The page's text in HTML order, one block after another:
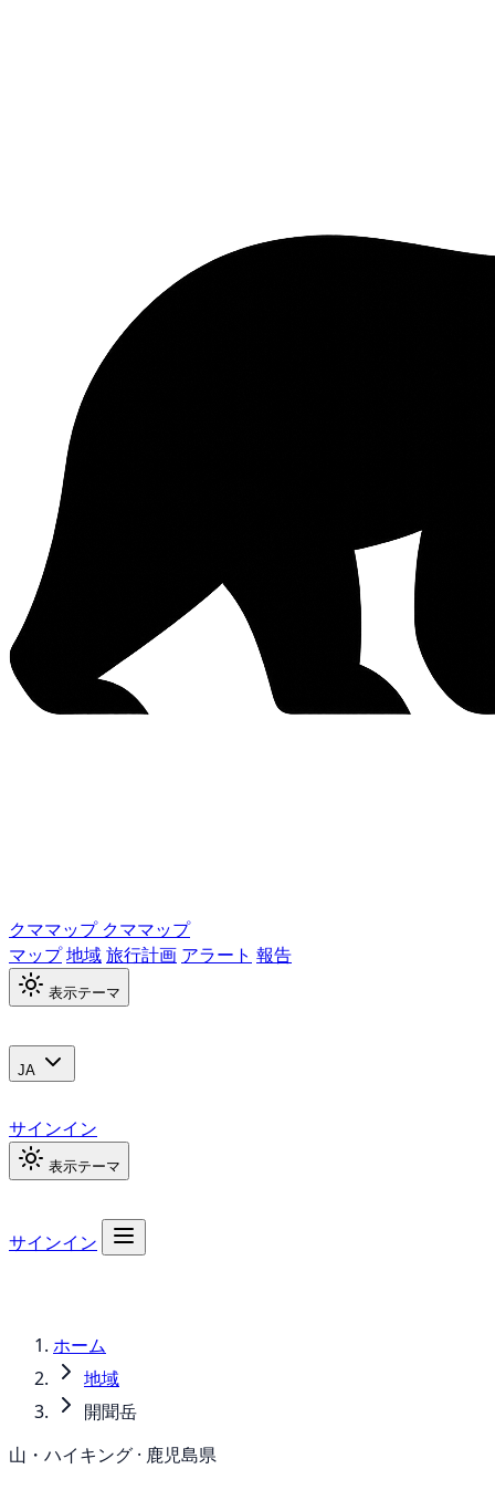
クママップ クママップ
マップ地域旅行計画 アラート 報告
表示テーマ
JA
サインイン
表示テーマ
サインイン
ホーム
地域
開聞岳
山・ハイキング · 鹿児島県